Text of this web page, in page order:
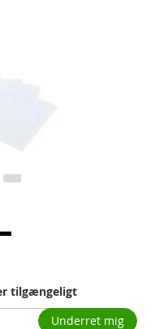
tilgængeligt
Underret mig